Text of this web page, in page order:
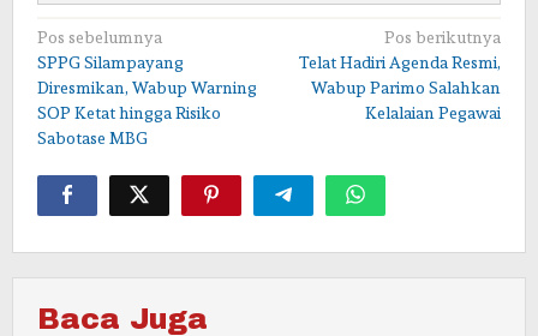
Navigasi
pos
Pos sebelumnya
SPPG Silampayang
Diresmikan, Wabup Warning
SOP Ketat hingga Risiko
Sabotase MBG
Pos berikutnya
Telat Hadiri Agenda Resmi,
Wabup Parimo Salahkan
Kelalaian Pegawai
Baca Juga